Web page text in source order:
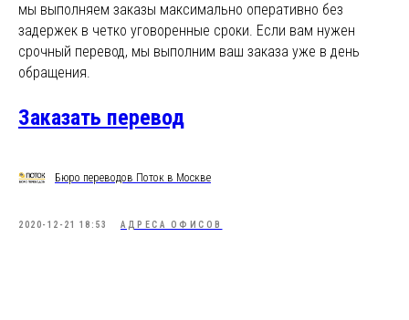
мы выполняем заказы максимально оперативно без
задержек в четко уговоренные сроки. Если вам нужен
срочный перевод, мы выполним ваш заказа уже в день
обращения.
Заказать перевод
Бюро переводов Поток в Москве
2020-12-21 18:53 АДРЕСА ОФИСОВ